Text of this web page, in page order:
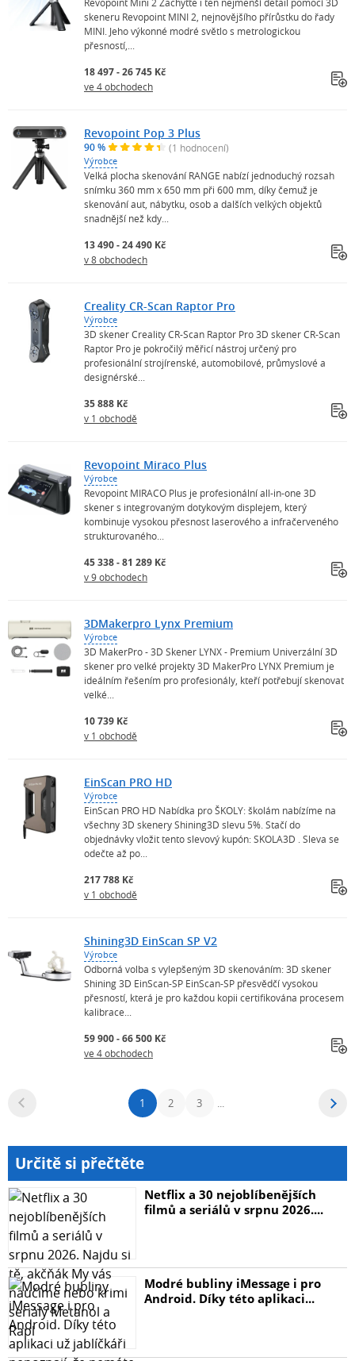
skeneru Revopoint MINI 2, nejnovějšího přírůstku do řady
MINI. Jeho výkonné modré světlo s metrologickou
přesností,...
18 497 - 26 745 Kč
ve 4 obchodech
Revopoint Pop 3 Plus
90 % (1 hodnocení)
Výrobce
Velká plocha skenování RANGE nabízí jednoduchý rozsah
snímku 360 mm x 650 mm při 600 mm, díky čemuž je
skenování aut, nábytku, osob a dalších velkých objektů
snadnější než kdy...
13 490 - 24 490 Kč
v 8 obchodech
Creality CR-Scan Raptor Pro
Výrobce
3D skener Creality CR-Scan Raptor Pro 3D skener CR-Scan
Raptor Pro je pokročilý měřicí nástroj určený pro
profesionální strojírenské, automobilové, průmyslové a
designérské...
35 888 Kč
v 1 obchodě
Revopoint Miraco Plus
Výrobce
Revopoint MIRACO Plus je profesionální all-in-one 3D
skener s integrovaným dotykovým displejem, který
kombinuje vysokou přesnost laserového a infračerveného
strukturovaného...
45 338 - 81 289 Kč
v 9 obchodech
3DMakerpro Lynx Premium
Výrobce
3D MakerPro - 3D Skener LYNX - Premium Univerzální 3D
skener pro velké projekty 3D MakerPro LYNX Premium je
ideálním řešením pro profesionály, kteří potřebují skenovat
velké...
10 739 Kč
v 1 obchodě
EinScan PRO HD
Výrobce
EinScan PRO HD Nabídka pro ŠKOLY: školám nabízíme na
všechny 3D skenery Shining3D slevu 5%. Stačí do
objednávky vložit tento slevový kupón: SKOLA3D . Sleva se
odečte až po...
217 788 Kč
v 1 obchodě
Shining3D EinScan SP V2
Výrobce
Odborná volba s vylepšeným 3D skenováním: 3D skener
Shining 3D EinScan-SP EinScan-SP přesvědčí vysokou
přesností, která je pro každou kopii certifikována procesem
kalibrace...
59 900 - 66 500 Kč
ve 4 obchodech
1 2 3
Určitě si přečtěte
Netflix a 30 nejoblíbenějších
filmů a seriálů v srpnu 2026....
Modré bubliny iMessage i pro
Android. Díky této aplikaci...